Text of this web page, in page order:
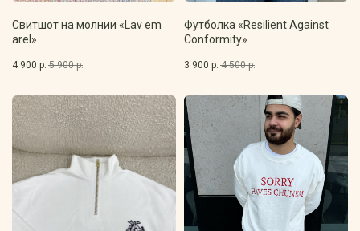
Свитшот на молнии «Lav em
arel»
4 900 р. 5 900 р.
Футболка «Resilient Against
Conformity»
3 900 р. 4 500 р.
Реализуем Ваши идеи?
Начните изготовление с заявки на сайте или
свяжитесь с нами любым из удобных способов